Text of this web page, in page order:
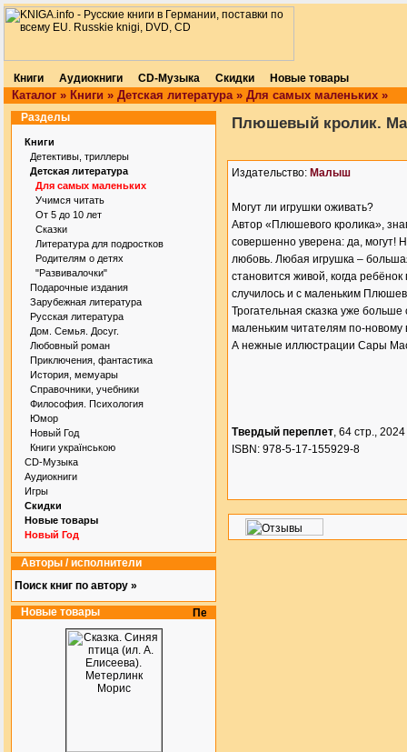
Книги Аудиокниги CD-Музыка Скидки Новые товары
Каталог » Книги » Детская литература» Для самых маленьких »
Разделы
Книги
Детективы, триллеры
Детская литература
Для самых маленьких
Учимся читать
От 5 до 10 лет
Сказки
Литература для подростков
Родителям о детях
"Развивалочки"
Подарочные издания
Зарубежная литература
Русская литература
Дом. Семья. Досуг.
Любовный роман
Приключения, фантастика
История, мемуары
Справочники, учебники
Философия. Психология
Юмор
Новый Год
Книги українською
CD-Музыка
Аудиокниги
Игры
Скидки
Новые товары
Новый Год
Авторы / исполнители
Поиск книг по автору »
Новые товары
Плюшевый кролик.
Издательство: Малыш
Могут ли игрушки оживать?
Автор «Плюшевого кролика»,
совершенно уверена: да, могут!
любовь. Любая игрушка –
становится живой, когда
случилось и с маленьким
Трогательная сказка уже
маленьким читателям по-
А нежные иллюстрации Сары
Твердый переплет, 64 стр., 2024
ISBN: 978-5-17-155929-8